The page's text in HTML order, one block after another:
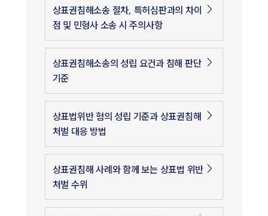
상표권침해소송 절차, 특허심판과의 차이
점 및 민형사 소송 시 주의사항
상표권침해소송의 성립 요건과 침해 판단
기준
상표법위반 혐의 성립 기준과 상표권침해
처벌 대응 방법
상표권침해 사례와 함께 보는 상표법 위반
처벌 수위